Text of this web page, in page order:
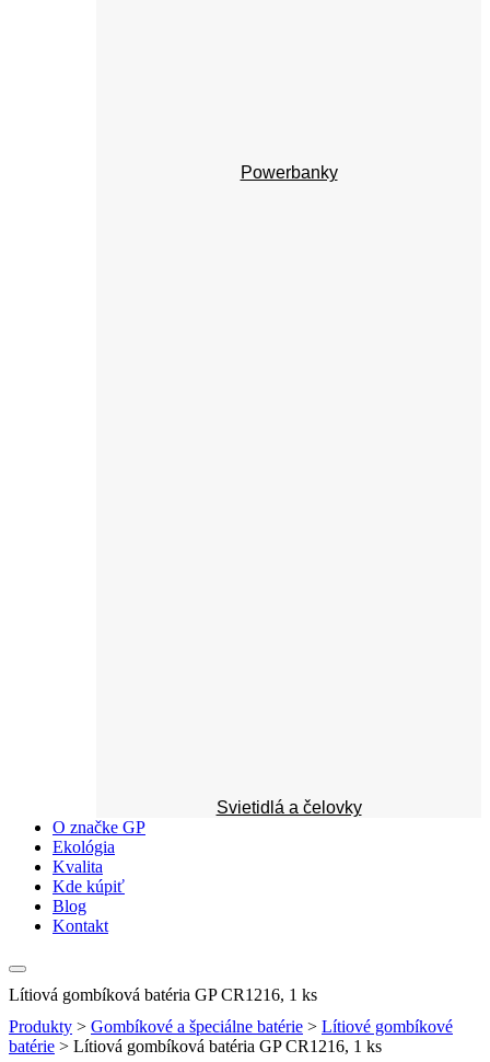
Powerbanky
Svietidlá a čelovky
O značke GP
Ekológia
Kvalita
Kde kúpiť
Blog
Kontakt
Lítiová gombíková batéria GP CR1216, 1 ks
Produkty > Gombíkové a špeciálne batérie > Lítiové gombíkové
batérie > Lítiová gombíková batéria GP CR1216, 1 ks